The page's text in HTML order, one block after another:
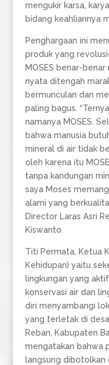
mengukir karsa,
bidang keahliannya
Penghargaan ini
produk yang
MOSES benar-
nyata ditengah
bermunculan dan
paling bagus.
namanya MOSES.
bahwa manusia
mineral di air tidak
oleh karena itu
tanpa kandungan
saya Moses
alami yang
Director Laras Asri
Kiswanto.
Titi Permata, Ketua
Kehidupan) yaitu
lingkungan yang
konservasi air dan
diri menyambangi
yang terletak di
Reban, Kabupaten
mengatakan bahwa
langsung dibotolkan